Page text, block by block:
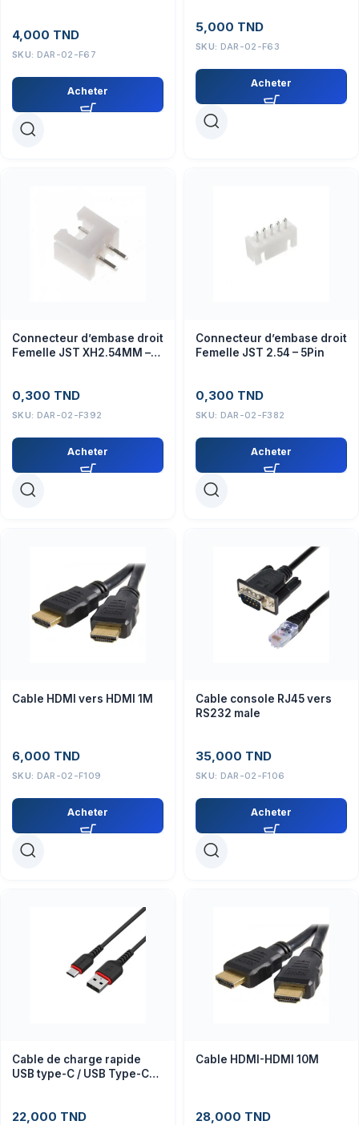
4,000 TND
SKU: DAR-02-F67
Acheter
5,000 TND
SKU: DAR-02-F63
Acheter
Connecteur d’embase droit
Femelle JST XH2.54MM –
0,300 TND
SKU: DAR-02-F392
Acheter
Connecteur d’embase droit
Femelle JST 2.54 – 5Pin
0,300 TND
SKU: DAR-02-F382
Acheter
Cable HDMI vers HDMI 1M
6,000 TND
SKU: DAR-02-F109
Acheter
Cable console RJ45 vers
RS232 male
35,000 TND
SKU: DAR-02-F106
Acheter
Cable de charge rapide
USB type-C / USB Type-C
22,000 TND
Cable HDMI-HDMI 10M
28,000 TND